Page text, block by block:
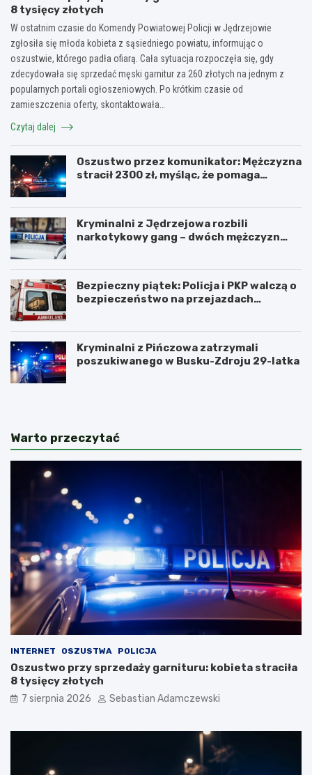
8 tysięcy złotych
W ostatnim czasie do Komendy Powiatowej Policji w Jędrzejowie
zgłosiła się młoda kobieta z sąsiedniego powiatu, informując o
oszustwie, którego padła ofiarą. Cała sytuacja rozpoczęła się, gdy
zdecydowała się sprzedać męski garnitur za 260 złotych na jednym z
popularnych portali ogłoszeniowych. Po krótkim czasie od
zamieszczenia oferty, skontaktowała…
Czytaj dalej
Oszustwo przez komunikator: Mężczyzna
stracił 2300 zł, myśląc, że pomaga
Kryminalni z Jędrzejowa rozbili
narkotykowy gang – dwóch mężczyzn
Bezpieczny piątek: Policja i PKP walczą o
bezpieczeństwo na przejazdach
Kryminalni z Pińczowa zatrzymali
poszukiwanego w Busku-Zdroju 29-latka
Warto przeczytać
INTERNET OSZUSTWA POLICJA
Oszustwo przy sprzedaży garnituru: kobieta straciła
8 tysięcy złotych
7 sierpnia 2026 Sebastian Adamczewski